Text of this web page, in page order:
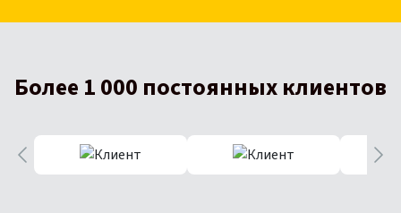
Более 1 000 постоянных клиентов